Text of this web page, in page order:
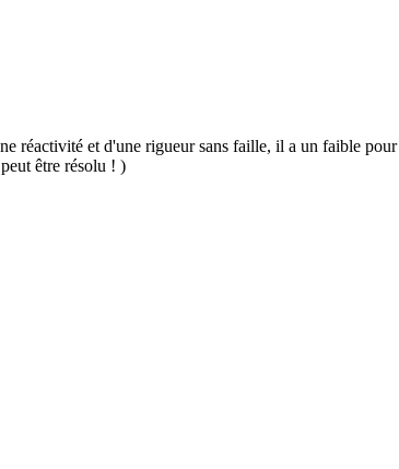
réactivité et d'une rigueur sans faille, il a un faible
être résolu ! )